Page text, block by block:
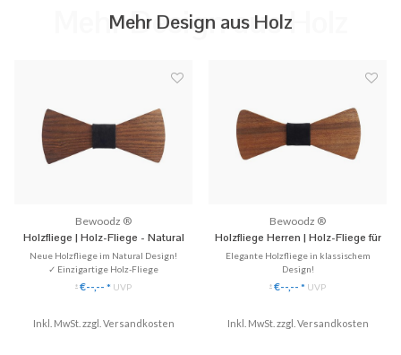
Mehr Design aus Holz
Mehr Design aus Holz
Bewoodz ®
Holzfliege | Holz-Fliege - Natural
Design
Neue Holzfliege im Natural Design!
✓ Einzigartige Holz-Fliege
✓ Handgefertigt aus Echtholz
✓ Stilvoll & Nachhaltig
*€--,-- * UVP
Inkl. MwSt. zzgl. Versandkosten
Bewoodz ®
Holzfliege Herren | Holz-Fliege für
Hochzeit
Elegante Holzfliege in klassischem
Design!
✓ Einzigartige Holz-Fliege
✓ Handgefertigt aus Echtholz
✓ Perfekt für Hochzeiten
*€--,-- * UVP
Inkl. MwSt. zzgl. Versandkosten